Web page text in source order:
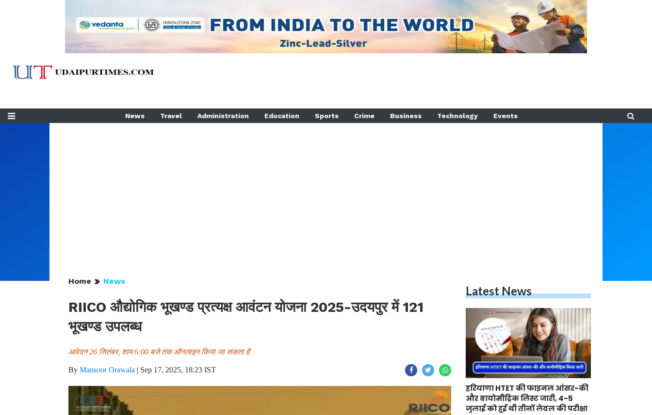
News Travel Administration Education Sports Crime Business Technology Events
Home News
RIICO औद्योगिक भूखण्ड प्रत्यक्ष आवंटन योजना 2025-उदयपुर में 121
भूखण्ड उपलब्ध
आवेदन 26 सितंबर, शाम 6:00 बजे तक ऑनलाइन किया जा सकता है
By Mansoor Orawala | Sep 17, 2025, 18:23 IST
Latest News
हरियाणा HTET की फाइनल आंसर-की
और बायोमीट्रिक लिस्ट जारी, 4-5
जुलाई को हुई थी तीनों लेवल की परीक्षा